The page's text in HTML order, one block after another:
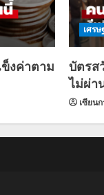
ข็งค่าตาม
เศร
บัตรส
ไม่ผ่า
เซียน